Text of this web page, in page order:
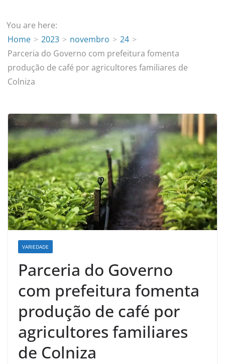
You are here:
Home
2023 novembro
24
Parceria do Governo com prefeitura fomenta
produção de café por agricultores familiares de
Colniza
VARIEDADE
Parceria do Governo
com prefeitura fomenta
produção de café por
agricultores familiares
de Colniza